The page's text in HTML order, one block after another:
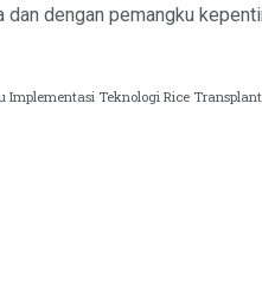
dengan pemangku